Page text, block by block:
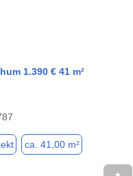
1.390 € 41 m²
ca. 41,00 m²